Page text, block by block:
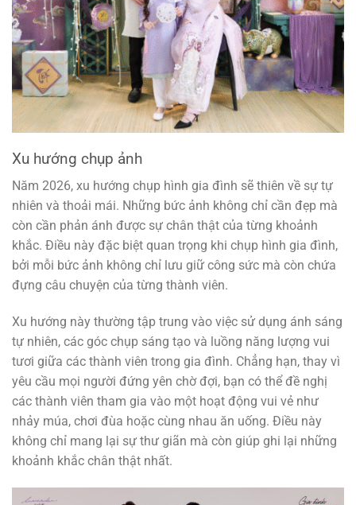
Xu hướng chụp ảnh
Năm 2026, xu hướng chụp hình gia đình sẽ thiên về sự tự
nhiên và thoải mái. Những bức ảnh không chỉ cần đẹp mà
còn cần phản ánh được sự chân thật của từng khoảnh
khắc. Điều này đặc biệt quan trọng khi chụp hình gia đình,
bởi mỗi bức ảnh không chỉ lưu giữ công sức mà còn chứa
đựng câu chuyện của từng thành viên.
Xu hướng này thường tập trung vào việc sử dụng ánh sáng
tự nhiên, các góc chụp sáng tạo và luồng năng lượng vui
tươi giữa các thành viên trong gia đình. Chẳng hạn, thay vì
yêu cầu mọi người đứng yên chờ đợi, bạn có thể đề nghị
các thành viên tham gia vào một hoạt động vui vẻ như
nhảy múa, chơi đùa hoặc cùng nhau ăn uống. Điều này
không chỉ mang lại sự thư giãn mà còn giúp ghi lại những
khoảnh khắc chân thật nhất.